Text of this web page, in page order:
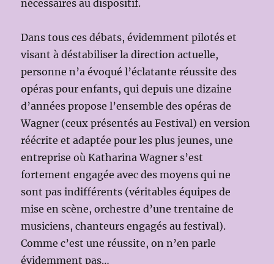
nécessaires au dispositif.
Dans tous ces débats, évidemment pilotés et
visant à déstabiliser la direction actuelle,
personne n’a évoqué l’éclatante réussite des
opéras pour enfants, qui depuis une dizaine
d’années propose l’ensemble des opéras de
Wagner (ceux présentés au Festival) en version
réécrite et adaptée pour les plus jeunes, une
entreprise où Katharina Wagner s’est
fortement engagée avec des moyens qui ne
sont pas indifférents (véritables équipes de
mise en scène, orchestre d’une trentaine de
musiciens, chanteurs engagés au festival).
Comme c’est une réussite, on n’en parle
évidemment pas…